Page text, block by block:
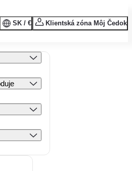
SK / € Klientská zóna Môj Čedok